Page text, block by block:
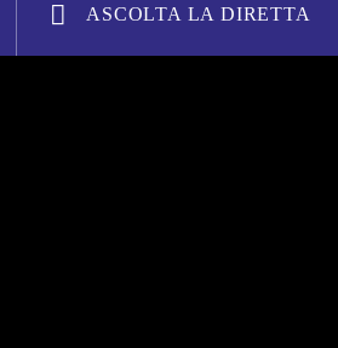
ASCOLTA LA DIRETTA